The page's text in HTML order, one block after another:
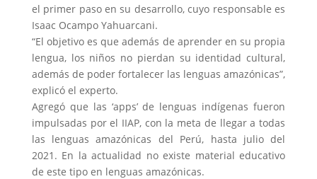
el primer paso en su desarrollo, cuyo responsable es
Isaac Ocampo Yahuarcani.
“El objetivo es que además de aprender en su propia
lengua, los niños no pierdan su identidad cultural,
además de poder fortalecer las lenguas amazónicas”,
explicó el experto.
Agregó que las ‘apps’ de lenguas indígenas fueron
impulsadas por el IIAP, con la meta de llegar a todas
las lenguas amazónicas del Perú, hasta julio del
2021. En la actualidad no existe material educativo
de este tipo en lenguas amazónicas.